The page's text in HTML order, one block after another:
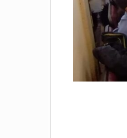
Кто-
Кто-
В
Где